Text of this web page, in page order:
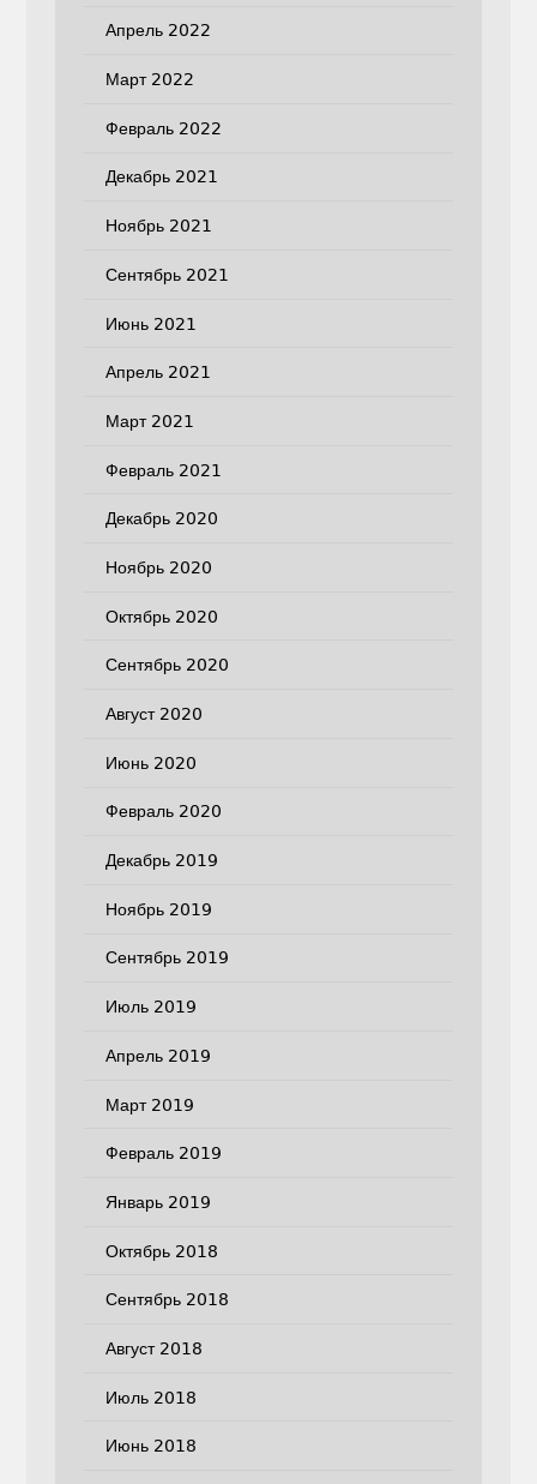
Апрель 2022
Март 2022
Февраль 2022
Декабрь 2021
Ноябрь 2021
Сентябрь 2021
Июнь 2021
Апрель 2021
Март 2021
Февраль 2021
Декабрь 2020
Ноябрь 2020
Октябрь 2020
Сентябрь 2020
Август 2020
Июнь 2020
Февраль 2020
Декабрь 2019
Ноябрь 2019
Сентябрь 2019
Июль 2019
Апрель 2019
Март 2019
Февраль 2019
Январь 2019
Октябрь 2018
Сентябрь 2018
Август 2018
Июль 2018
Июнь 2018